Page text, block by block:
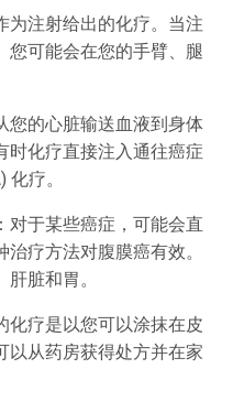
为注射给出的化疗。当注
您可能会在您的手臂、腿
您的心脏输送血液到身体
时化疗直接注入通往癌症
疗。
对于某些癌症，可能会直
疗方法对腹膜癌有效。
脏和胃。
化疗是以您可以涂抹在皮
以从药房获得处方并在家